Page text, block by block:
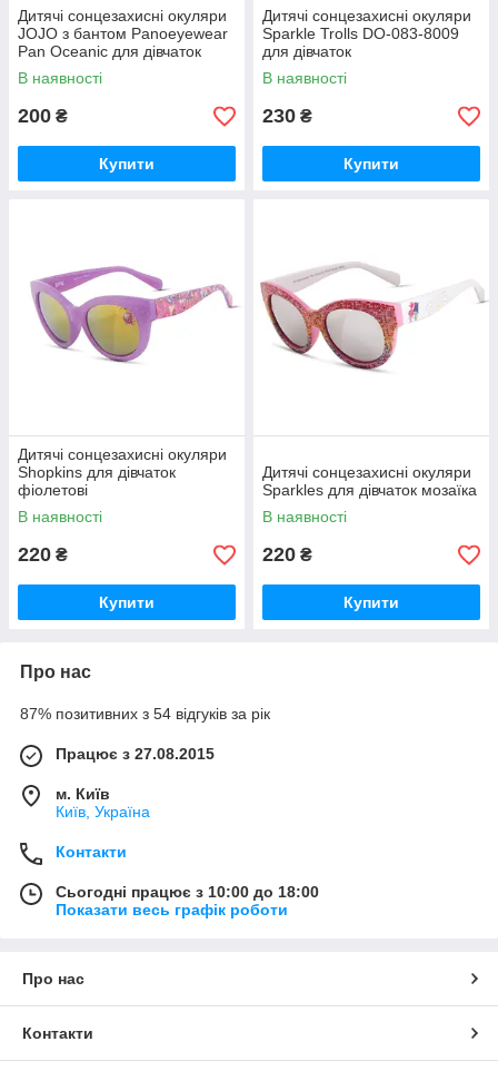
Дитячі сонцезахисні окуляри
JOJO з бантом Panoeyewear
Pan Oceanic для дівчаток
В наявності
200 ₴
Купити
Дитячі сонцезахисні окуляри
Sparkle Trolls DO-083-8009
для дівчаток
В наявності
230 ₴
Купити
Дитячі сонцезахисні окуляри
Shopkins для дівчаток
фіолетові
В наявності
220 ₴
Купити
Дитячі сонцезахисні окуляри
Sparkles для дівчаток мозаїка
В наявності
220 ₴
Купити
Про нас
87% позитивних з 54 відгуків за рік
Працює з 27.08.2015
м. Київ
Київ, Україна
Контакти
Сьогодні працює з 10:00 до 18:00
Показати весь графік роботи
Про нас
Контакти